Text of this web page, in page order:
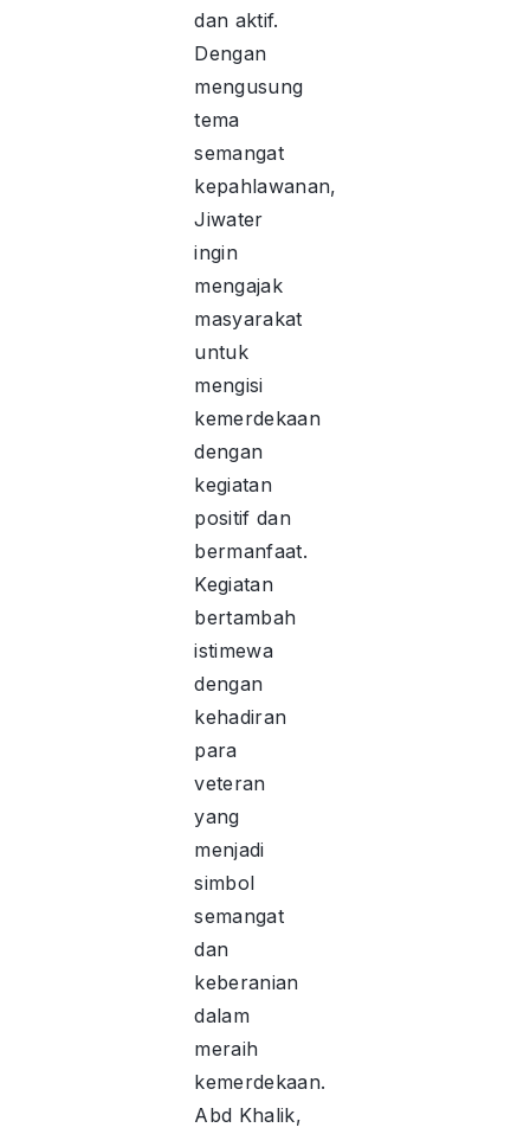
dan aktif.
Dengan
mengusung
tema
semangat
kepahlawanan,
Jiwater
ingin
mengajak
masyarakat
untuk
mengisi
kemerdekaan
dengan
kegiatan
positif dan
bermanfaat.
Kegiatan
bertambah
istimewa
dengan
kehadiran
para
veteran
yang
menjadi
simbol
semangat
dan
keberanian
dalam
meraih
kemerdekaan.
Abd Khalik,